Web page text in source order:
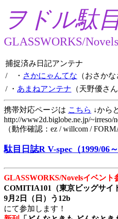
ヲドル駄
GLASSWORKS/Novels
捕捉済み日記アンテナ
/ ・ さかにゃんてな （おさかな
/ ・ あまねアンテナ （天野優さん
携帯対応ページは こちら ↓から
http://www2d.biglobe.ne.jp/~irreso/
（動作確認：ez / willcom /
駄目日誌R V-spec（1999/06～
GLASSWORKS/Novelsイベント
COMITIA101（東京ビッグサイ
9月2日（日）う12b
にて参加します！